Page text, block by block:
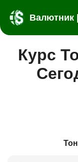
Валютник
Курс